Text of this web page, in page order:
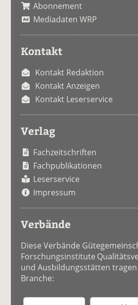
Abonnement
Mediadaten WRP
Kontakt
Kontakt Redaktion
Kontakt Anzeigen
Kontakt Leserservice
Verlag
Fachzeitschriften
Fachpublikationen
Leserservice
Impressum
Verbände
Diese Verbände
Forschungsinstitute
und Ausbildungsstätten tragen
Branche: